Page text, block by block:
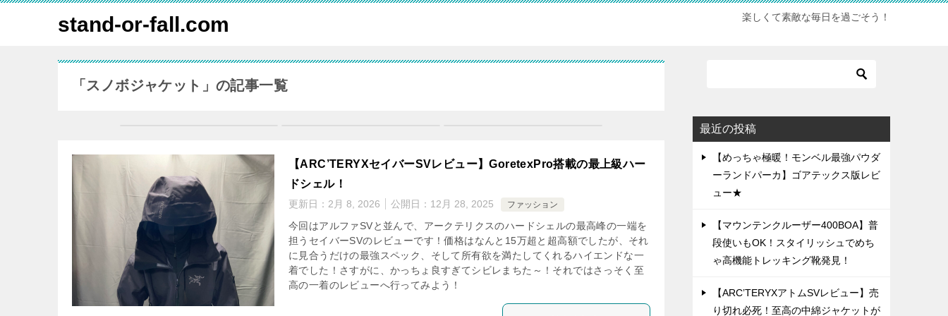
stand-or-fall.com 楽しくて素敵な毎日を過ごそう！
「スノボジャケット」の記事一覧
【ARC’TERYXセイバーSVレビュー】GoretexPro搭載の最上級ハー
ドシェル！
更新日： 2月 8, 2026 公開日： 12月 28, 2025 ファッション
今回はアルファSVと並んで、アークテリクスのハードシェルの最高峰の一端を
担うセイバーSVのレビューです！価格はなんと15万超と超高額でしたが、それ
に見合うだけの最強スペック、そして所有欲を満たしてくれるハイエンドな一
着でした！さすがに、かっちょ良すぎてシビレまちた～！それではさっそく至
高の一着のレビューへ行ってみよう！
最近の投稿
【めっちゃ極暖！モンベル最強パウダ
ーランドパーカ】ゴアテックス版レビ
ュー★
【マウンテンクルーザー400BOA】普
段使いもOK！スタイリッシュでめち
ゃ高機能トレッキング靴発見！
【ARC’TERYXアトムSVレビュー】売
り切れ必死！至高の中綿ジャケットが